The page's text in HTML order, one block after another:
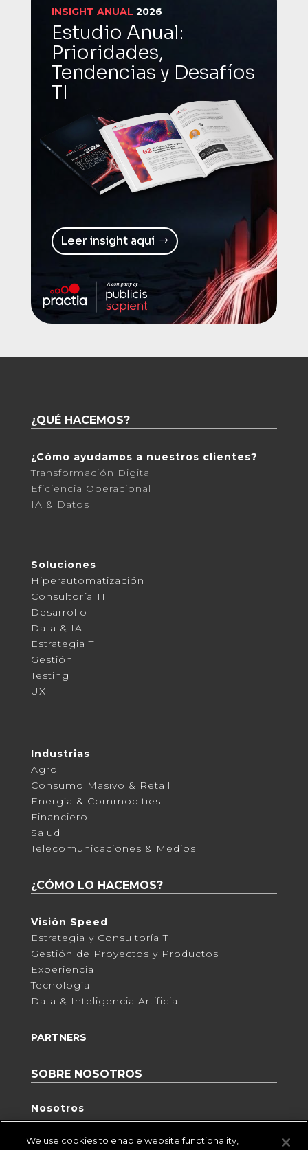
INSIGHT ANUAL 2026
Estudio Anual:
Prioridades,
Tendencias y Desafíos
TI
Leer insight aquí
¿QUÉ HACEMOS?
¿Cómo ayudamos a nuestros clientes?
Transformación Digital
Eficiencia Operacional
IA & Datos
Soluciones
Hiperautomatización
Consultoría TI
Desarrollo
Data & IA
Estrategia TI
Gestión
Testing
UX
Industrias
Agro
Consumo Masivo & Retail
Energía & Commodities
Financiero
Salud
Telecomunicaciones & Medios
¿CÓMO LO HACEMOS?
Visión Speed
Estrategia y Consultoría TI
Gestión de Proyectos y Productos
Experiencia
Tecnología
Data & Inteligencia Artificial
PARTNERS
SOBRE NOSOTROS
Nosotros
We use cookies to enable website functionality,